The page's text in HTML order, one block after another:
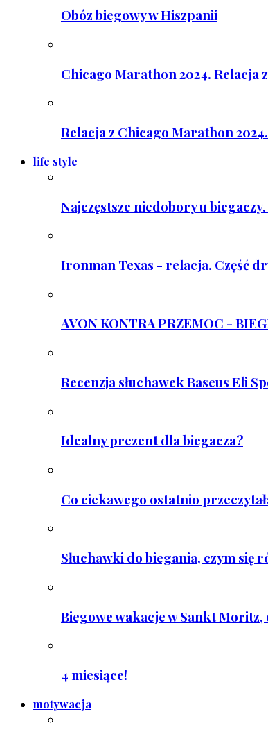
Obóz biegowy w Hiszpanii
Chicago Marathon 2024. Relacja
Relacja z Chicago Marathon
life style
Najczęstsze niedobory u
Ironman Texas - relacja. Część
AVON KONTRA PRZEMOC -
Recenzja słuchawek Baseus Eli
Idealny prezent dla biegacza?
Co ciekawego ostatnio
Słuchawki do biegania, czym się
Biegowe wakacje w Sankt Moritz,
4 miesiące!
motywacja